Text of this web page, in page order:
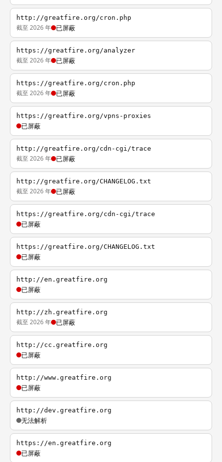
http://greatfire.org/cron.php
截至 2026 年 已屏蔽
https://greatfire.org/analyzer
截至 2026 年 已屏蔽
https://greatfire.org/cron.php
截至 2026 年 已屏蔽
https://greatfire.org/vpns-proxies
已屏蔽
http://greatfire.org/cdn-cgi/trace
截至 2026 年 已屏蔽
http://greatfire.org/CHANGELOG.txt
截至 2026 年 已屏蔽
https://greatfire.org/cdn-cgi/trace
已屏蔽
https://greatfire.org/CHANGELOG.txt
已屏蔽
http://en.greatfire.org
已屏蔽
http://zh.greatfire.org
截至 2026 年 已屏蔽
http://cc.greatfire.org
已屏蔽
http://www.greatfire.org
已屏蔽
http://dev.greatfire.org
无法解析
https://en.greatfire.org
已屏蔽